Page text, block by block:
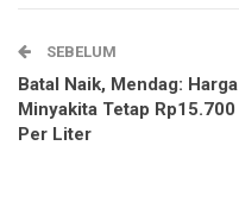
SEBELUM
Batal Naik, Mendag: Harga
Minyakita Tetap Rp15.700
Per Liter